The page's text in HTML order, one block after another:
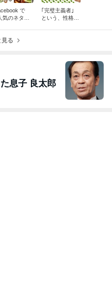
で
気のネタた
多くの人た
｢完璧主義者｣
という、性格の
見る
息子 良太郎